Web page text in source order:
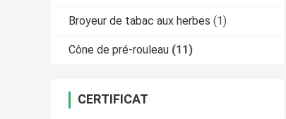
Broyeur de tabac aux herbes (1)
Cône de pré-rouleau (11)
CERTIFICAT